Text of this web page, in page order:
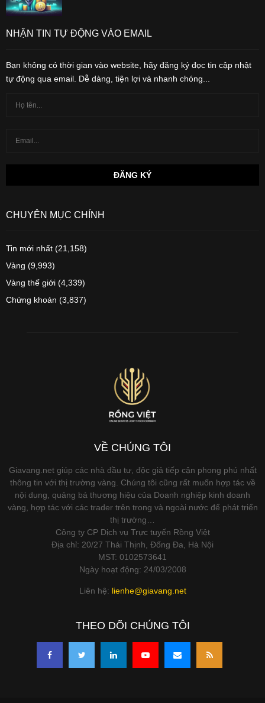
NHẬN TIN TỰ ĐỘNG VÀO EMAIL
Bạn không có thời gian vào website, hãy đăng ký đọc tin cập nhật
tự động qua email. Dễ dàng, tiện lợi và nhanh chóng...
CHUYÊN MỤC CHÍNH
Tin mới nhất (21,158)
Vàng (9,993)
Vàng thế giới (4,339)
Chứng khoán (3,837)
VỀ CHÚNG TÔI
Giavang.net giúp các nhà đầu tư, độc giả tiếp cận phong phú nhất
thông tin với thị trường vàng. Chúng tôi cũng rất muốn hợp tác về
nội dung, quảng bá thương hiệu của Doanh nghiệp kinh doanh
vàng, hợp tác với các trader trên trong và ngoài nước để phát triển
thị trường…
Công ty CP Dịch vụ Trực tuyến Rồng Việt
Địa chỉ: 20/27 Thái Thịnh, Đống Đa, Hà Nội
MST: 0102573641
Ngày hoạt động: 24/03/2008
Liên hệ: lienhe@giavang.net
THEO DÕI CHÚNG TÔI